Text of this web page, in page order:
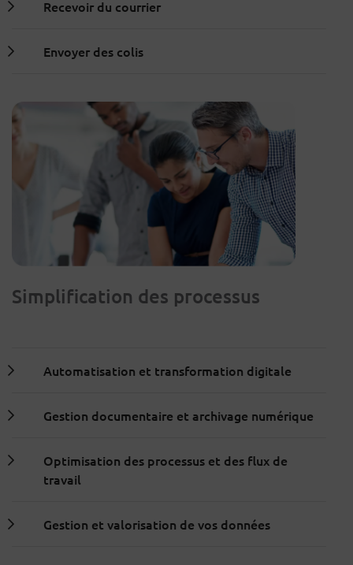
Recevoir du courrier
Envoyer des colis
Simplification des processus
Automatisation et transformation digitale
Gestion documentaire et archivage numérique
Optimisation des processus et des flux de
travail
Gestion et valorisation de vos données